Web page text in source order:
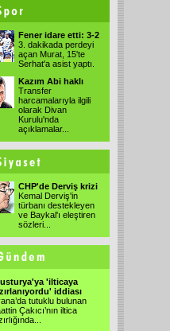
Fener idare etti: 3-2
3. dakikada perdeyi
açan Murat, 15'te
Serhat'a asist yaptı.
Kazım Abi haklı
Transfer
harcamalarıyla ilgili
olarak Divan
Kurulu'nda
açıklamalar...
CHP'de Derviş krizi
Kemal Derviş'in
türbanı destekleyen
ve Baykal'ı eleştiren
sözleri
'ilticaya
iddiası
tutuklu bulunan
Çakıcı’nın iltica